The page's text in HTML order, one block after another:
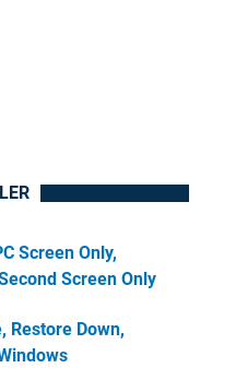
Screen Only,
Screen Only
Restore Down,